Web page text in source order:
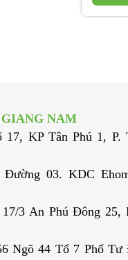
NAM
17, KP Tân Phú 1,
Đường 03. KDC
3 An Phú Đông 25,
Ngõ 44 Tổ 7 Phố